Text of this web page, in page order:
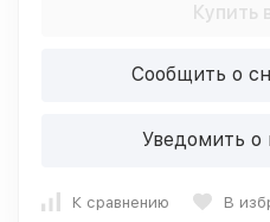
Купить
Сообщить о
Уведомить о
К сравнению В